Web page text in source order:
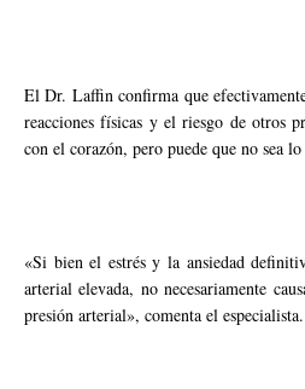
El Dr. Laffin confirma que
reacciones físicas y el riesgo de otros
con el corazón, pero puede que no sea lo
«Si bien el estrés y la ansiedad
arterial elevada, no necesariamente
presión arterial», comenta el especialista.